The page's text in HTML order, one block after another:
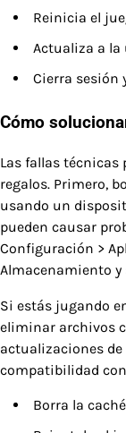
Reinicia el
Actualiza a
Cierra sesión
Cómo
Las fallas técnicas
regalos. Primero,
usando un
pueden causar
Configuración >
Almacenamiento y
Si estás jugando
eliminar archivos
actualizaciones
compatibilidad
Borra la